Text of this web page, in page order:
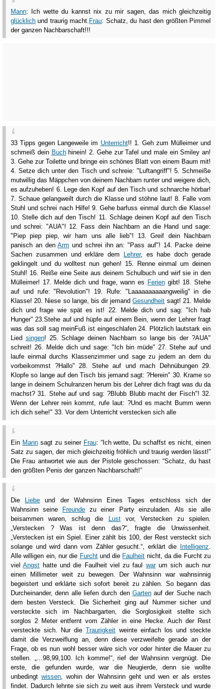
Mann: Ich wette du kannst nix zu mir sagen, das mich gleichzeitig
glücklich und traurig macht. Frau: Schatz, du hast den größten Pimmel
der ganzen Nachbarschaft!!!
33 Tipps gegen Langeweile im Unterricht!! 1. Geh zum Mülleimer und
schmeiß dein Buchhinein! 2. Gehe zur Tafel und male ein Smiley an!
3. Gehe zur Toilette und bringe ein schönes Blatt von einem Baum mit!
4. Setze dich unter den Tisch und schreie: "Luftangriff"! 5. Schmeiße
mutwillig das Mäppchen von deinem Nachbarn runter und weigere dich,
es aufzuheben! 6. Lege den Kopf auf den Tisch und schnarche hörbar!
7. Schaue gelangweilt durch die Klasse und stöhne laut! 8. Falle vom
Stuhl und schrei nach Hilfe! 9. Gehe barfuss einmal durch die Klasse!
10. Stelle dich auf den Tisch! 11. Schlage deinen Kopf auf den Tisch
und schrei: "AUA"! 12. Fass dein Nachbarn an die Hand und sage:
"Piep piep piep, wir ham uns alle lieb"! 13. Greif dein Nachbarn
panisch an denArm und schrei ihn an: "Pass auf"! 14. Packe deine
Sachen zusammen und erkläre dem
Lehrer, es habe doch gerade
geklingelt und du wolltest nun gehen! 15. Renne einmal um deinen
Stuhl! 16. Reiße eine Seite aus deinem Schulbuch und wirf sie in den
Mülleimer! 17. Melde dich und frage, wann es Feriengibt! 18. Stehe
auf und rufe: "Revolution"! 19. Rufe: "Laaaaaaaaaangweilig" in die
Klasse! 20. Niese so lange, bis dir jemandGesundheit sagt! 21. Melde
dich und frage wie spät es ist! 22. Melde dich und sag: "Ich hab
Hunger" 23.Stehe auf und hüpfe auf einem Bein, wenn der Lehrer fragt
was das soll sag meinFuß ist eingeschlafen 24. Plötzlich lautstark ein
Lied singen! 25. Schlage deinen Nachbarn so lange bis der ?AUA"
schreit! 26. Melde dich und sage: "Ich bin müde" 27. Stehe auf und
laufe einmal durchs Klassenzimmer und sage zu jedem an dem du
vorbeikommst ?Hallo" 28. Stehe auf und mach Dehnübungen 29.
Klopfe so lange auf den Tisch bis jemand sagt: ?Herein" 30. Krame so
lange in deinem Schulranzen herum bis der Lehrer dich fragt was du da
machst? 31. Stehe auf und sag: ?Blubb Blubb macht der Fisch"! 32.
Wenn der Lehrer rein kommt, rufe laut: ?Und es macht Bumm wenn
ich dich sehe!" 33. Vor dem Unterricht verstecken sich alle
Ein Mannsagt zu seiner Frau: “Ich wette, Du schaffst es nicht, einen
Satz zu sagen, der mich gleichzeitig fröhlich und traurig werden lässt!”
Die Frau antwortet wie aus der Pistole geschossen: “Schatz, du hast
den größten Penis der ganzen Nachbarschaft!”
Die Liebe und der Wahnsinn Eines Tages entschloss sich der
Wahnsinn seine
Freunde zu einer Party einzuladen. Als sie alle
beisammen waren, schlug die
Lustvor, Verstecken zu spielen.
„Verstecken ? Was ist denn das?“, fragte die Unwissenheit.
„Verstecken ist ein Spiel. Einer zählt bis 100, der Rest versteckt sich
solange und wird dann vom Zähler gesucht.“, erklärt die
Intelligenz
Alle willigen ein, nur die Furchtund die Faulheit nicht, da die Furcht zu
vielAngst hatte und die Faulheit viel zu faul warum sich auch nur
einen Millimeter weit zu bewegen. Der Wahnsinn war wahnsinnig
begeistert und erklärte sich sofort bereit zu zählen. So begann das
Durcheinander, denn alle liefen durch den Gartenauf der Suche nach
dem besten Versteck. Die Sicherheit ging auf Nummer sicher und
versteckte sich im Nachbargarten, die Sorglosigkeit stellte sich
sorglos 2 Meter entfernt vom Zähler in eine Hecke. Auch der Rest
versteckte sich. Nur dieTraurigkeit weinte einfach los und steckte
damit die Verzweiflung an, denn diese verzweifelte gerade an der
Frage, ob es nun wohl besser wäre sich vor oder hinter die Mauer zu
stellen. „…98,99,100. Ich komme!“, rief der Wahnsinn vergnügt. Die
erste, die gefunden wurde, war die Neugierde, denn sie wollte
unbedingt wissen , wohin der Wahnsinn geht und wen er als erstes
findet. Dadurch lehnte sie sich zu weit aus ihrem Versteck und wurde